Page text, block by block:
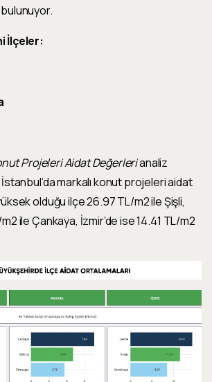
bulunuyor.
İlçeler:
Projeleri Aidat Değerlerianaliz
markalı konut projeleri aidat
olduğu ilçe 26.97 TL/m2 ile Şişli,
ile Çankaya, İzmir’de ise 14.41 TL/m2